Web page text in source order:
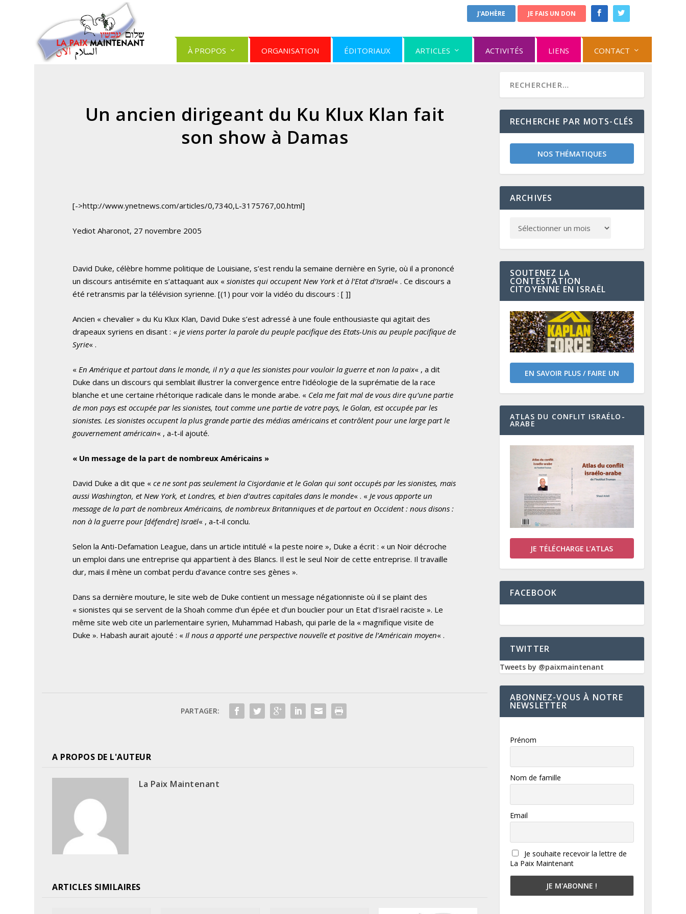
J'ADHÈRE JE FAIS UN DON
À PROPOS ORGANISATION ÉDITORIAUX ARTICLES ACTIVITÉS LIENS CONTACT
Un ancien dirigeant du Ku Klux Klan fait
son show à Damas
[->http://www.ynetnews.com/articles/0,7340,L-3175767,00.html]
Yediot Aharonot, 27 novembre 2005
David Duke, célèbre homme politique de Louisiane, s’est rendu la semaine dernière en Syrie, où il a prononcé
un discours antisémite en s’attaquant aux «sionistes qui occupent New York et à l’Etat d’Israël« . Ce discours a
été retransmis par la télévision syrienne.[(1) pour voir la vidéo du discours : [ ]]
Ancien « chevalier » du Ku Klux Klan, David Duke s’est adressé à une foule enthousiaste qui agitait des
drapeaux syriens en disant : «je viens porter la parole du peuple pacifique des Etats-Unis au peuple pacifique de
Syrie« .
« En Amérique et partout dans le monde, il n’y a que les sionistes pour vouloir la guerre et non la paix« , a dit
Duke dans un discours qui semblait illustrer la convergence entre l’idéologie de la suprématie de la race
blanche et une certaine rhétorique radicale dans le monde arabe. « Cela me fait mal de vous dire qu’une partie
de mon pays est occupée par les sionistes, tout comme une partie de votre pays, le Golan, est occupée par les
sionistes. Les sionistes occupent la plus grande partie des médias américains et contrôlent pour une large part le
gouvernement américain« , a-t-il ajouté.
« Un message de la part de nombreux Américains »
David Duke a dit que «ce ne sont pas seulement la Cisjordanie et le Golan qui sont occupés par les sionistes, mais
aussi Washington, et New York, et Londres, et bien d’autres capitales dans le monde« . « Je vous apporte un
message de la part de nombreux Américains, de nombreux Britanniques et de partout en Occident : nous disons :
non à la guerre pour [défendre] Israël« , a-t-il conclu.
Selon la Anti-Defamation League, dans un article intitulé « la peste noire », Duke a écrit : « un Noir décroche
un emploi dans une entreprise qui appartient à des Blancs. Il est le seul Noir de cette entreprise. Il travaille
dur, mais il mène un combat perdu d’avance contre ses gènes ».
Dans sa dernière mouture, le site web de Duke contient un message négationniste où il se plaint des
« sionistes qui se servent de la Shoah comme d’un épée et d’un bouclier pour un Etat d’Israël raciste ». Le
même site web cite un parlementaire syrien, Muhammad Habash, qui parle de la « magnifique visite de
Duke ». Habash aurait ajouté : « Il nous a apporté une perspective nouvelle et positive de l’Américain moyen« .
PARTAGER:
A PROPOS DE L'AUTEUR
La Paix Maintenant
ARTICLES SIMILAIRES
RECHERCHE PAR MOTS-CLÉS
NOS THÉMATIQUES
ARCHIVES
SOUTENEZ LA
CONTESTATION
CITOYENNE EN ISRAËL
EN SAVOIR PLUS / FAIRE UN
DON
ATLAS DU CONFLIT ISRAÉLO-
ARABE
JE TÉLÉCHARGE L’ATLAS
FACEBOOK
TWITTER
Tweets by @paixmaintenant
ABONNEZ-VOUS À NOTRE
NEWSLETTER
Prénom
Nom de famille
Email
Je souhaite recevoir la lettre de
La Paix Maintenant